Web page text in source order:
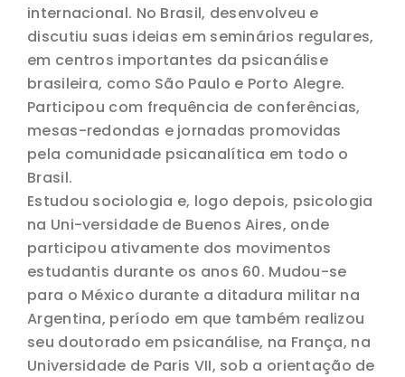
internacional. No Brasil, desenvolveu e
discutiu suas ideias em seminários regulares,
em centros importantes da psicanálise
brasileira, como São Paulo e Porto Alegre.
Participou com frequência de conferências,
mesas-redondas e jornadas promovidas
pela comunidade psicanalítica em todo o
Brasil.
Estudou sociologia e, logo depois, psicologia
na Uni-versidade de Buenos Aires, onde
participou ativamente dos movimentos
estudantis durante os anos 60. Mudou-se
para o México durante a ditadura militar na
Argentina, período em que também realizou
seu doutorado em psicanálise, na França, na
Universidade de Paris VII, sob a orientação de